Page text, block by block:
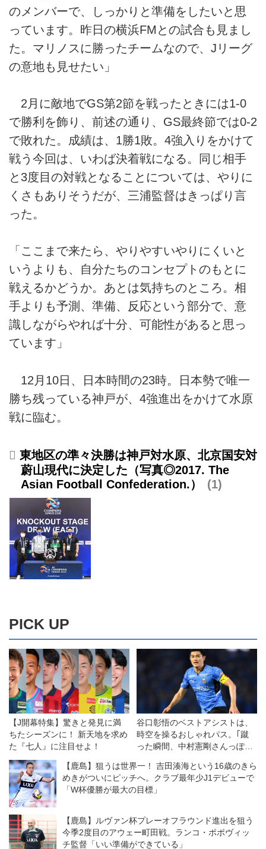
のメンバーで、しっかりと準備をしたいと思
っています。昨日の横浜FMとの試合も見まし
た。マリノスに勝ったチームなので、Jリーグ
の意地も見せたい」
2月に敵地でGS第2節を戦ったときには1-0
で勝利を飾り、前述の通り、GS最終節では0-2
で敗れた。成績は、1勝1敗。4強入りをかけて
戦う今回は、いわば決着戦になる。同じ相手
と3度目の対戦となることについては、やりに
くさもありそうだが、三浦監督はきっぱり言
った。
「ここまで来たら、やりやすいやりにくいと
いうよりも、自分たちのコンセプトのもとに
戦えるかどうか。あとは気持ちのところ。相
手よりも予測、準備、反応という部分で、意
識しながらやれば十分、可能性があると思っ
ています」
12月10日、日本時間の23時。日本勢で唯一
勝ち残っている神戸が、4強進出をかけて水原
戦に臨む。
東地区の準々決勝は神戸対水原、北京国安対
蔚山現代に決定した（写真◎2017. The
Asian Football Confederation.）
1
PICK UP
【J開幕特集】驚きと発見に満
ちたシーズンに！ 新天地を求め
た『七人』に注目せよ！
谷口彰悟のベストアシストは、
時空を操るおしゃれパス。｢蹴
った瞬間、中村憲剛さんっぽい
ー】
【鹿島】狙うは世界一！ 吉田湊海という16歳のきら
めきがついにピッチへ。クラブ最年少J1デビューで
「W杯優勝が最大の目標」
【鹿島】ルヴァン杯プレーオフラウンド進出を狙う
今季2度目のアウェー町田戦。ランコ・ポポヴィッ
チ監督「いい準備ができている」